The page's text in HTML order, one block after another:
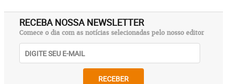
RECEBA NOSSA NEWSLETTER
Comece o dia com as notícias selecionadas pelo nosso editor
RECEBER